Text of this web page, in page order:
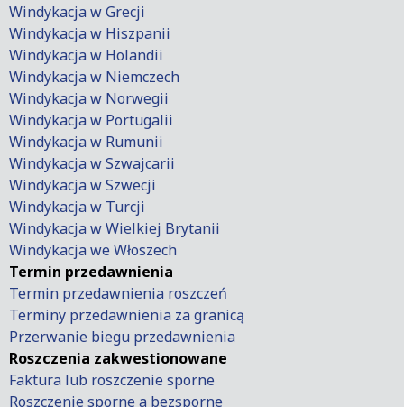
Windykacja w Grecji
Windykacja w Hiszpanii
Windykacja w Holandii
Windykacja w Niemczech
Windykacja w Norwegii
Windykacja w Portugalii
Windykacja w Rumunii
Windykacja w Szwajcarii
Windykacja w Szwecji
Windykacja w Turcji
Windykacja w Wielkiej Brytanii
Windykacja we Włoszech
Termin przedawnienia
Termin przedawnienia roszczeń
Terminy przedawnienia za granicą
Przerwanie biegu przedawnienia
Roszczenia zakwestionowane
Faktura lub roszczenie sporne
Roszczenie sporne a bezsporne